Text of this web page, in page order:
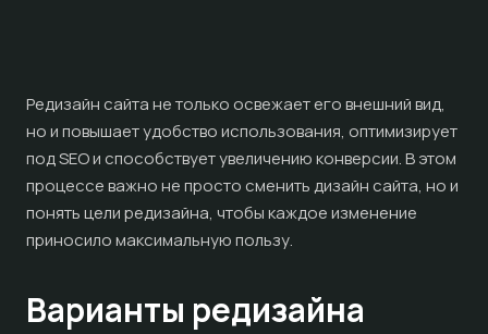
Редизайн сайта не только освежает его внешний вид,
но и повышает удобство использования, оптимизирует
под SEO и способствует увеличению конверсии. В этом
процессе важно не просто сменить дизайн сайта, но и
понять цели редизайна, чтобы каждое изменение
приносило максимальную пользу.
Варианты редизайна